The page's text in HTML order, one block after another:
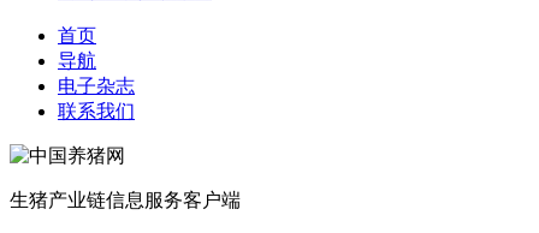
首页
导航
电子杂志
联系我们
生猪产业链信息服务客户端